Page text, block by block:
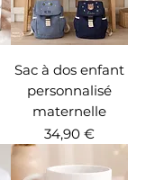
Sac à dos enfant
personnalisé
maternelle
Prix
34,90 €